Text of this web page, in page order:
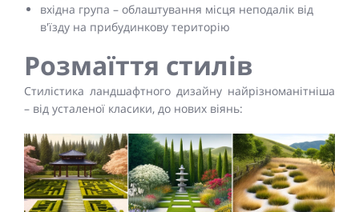
вхідна група – облаштування місця неподалік від
в'їзду на прибудинкову територію
Розмаїття стилів
Стилістика ландшафтного дизайну найрізноманітніша
– від усталеної класики, до нових віянь: